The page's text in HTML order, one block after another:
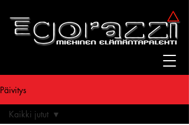
Päivitys
Kaikki jutut